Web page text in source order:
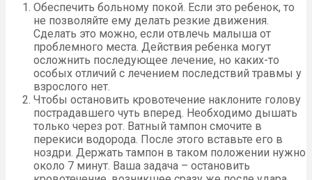
Обеспечить больному покой. Если это ребенок, то
не позволяйте ему делать резкие движения.
Сделать это можно, если отвлечь малыша от
проблемного места. Действия ребенка могут
осложнить последующее лечение, но каких-то
особых отличий с лечением последствий травмы у
взрослого нет.
Чтобы остановить кровотечение наклоните голову
пострадавшего чуть вперед. Необходимо дышать
только через рот. Ватный тампон смочите в
перекиси водорода. После этого вставьте его в
ноздри. Держать тампон в таком положении нужно
около 7 минут. Ваша задача – остановить